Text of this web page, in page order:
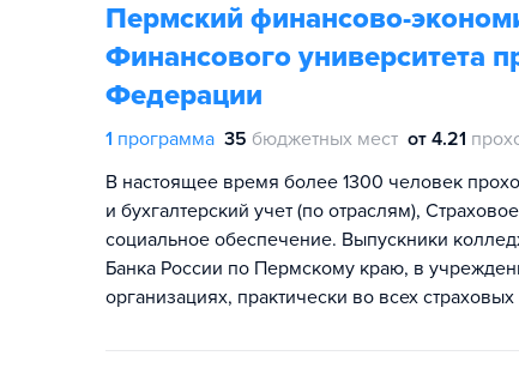
Пермский финансово-
Финансового университета
Федерации
1 программа 35 бюджетных мест от 4.21
В настоящее время более 1300 человек
и бухгалтерский учет (по отраслям),
социальное обеспечение. Выпускники
Банка России по Пермскому краю, в
организациях, практически во всех